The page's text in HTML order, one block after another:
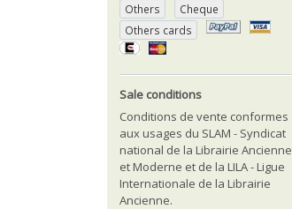
Others
Cheque
Others cards
Sale conditions
Conditions de vente conformes
aux usages du SLAM - Syndicat
national de la Librairie Ancienne
et Moderne et de la LILA - Ligue
Internationale de la Librairie
Ancienne.